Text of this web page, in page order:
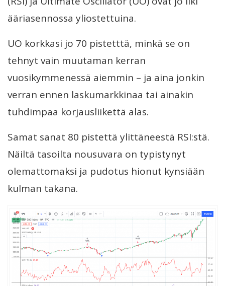
ääriasennossa yliostettuina.
UO korkkasi jo 70 pistetttä, minkä se on
tehnyt vain muutaman kerran
vuosikymmenessä aiemmin – ja aina jonkin
verran ennen laskumarkkinaa tai ainakin
tuhdimpaa korjausliikettä alas.
Samat sanat 80 pistettä ylittäneestä RSI:stä.
Näiltä tasoilta nousuvara on typistynyt
olemattomaksi ja pudotus hionut kynsiään
kulman takana.